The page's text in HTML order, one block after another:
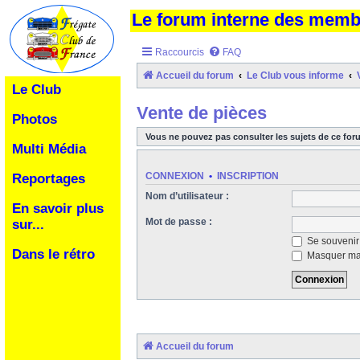
Le Club
Photos
Multi Média
Reportages
En savoir plus
sur...
Dans le rétro
Le forum interne des
Raccourcis FAQ
Accueil du forum Le Club vous informe
Vente de pièces
Vous ne pouvez pas consulter les sujets de ce
CONNEXION • INSCRIPTION
Nom d’utilisateur :
Mot de passe :
Se
Masquer
Accueil du forum